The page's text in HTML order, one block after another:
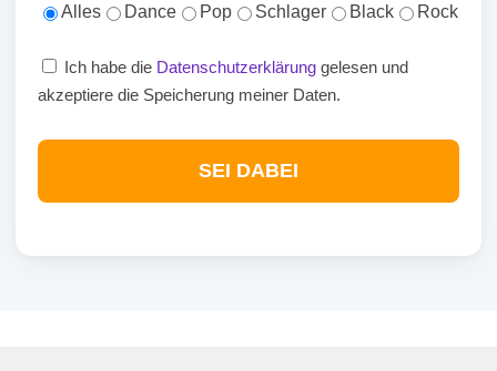
Alles
Dance Pop Schlager Black Rock
Ich habe die Datenschutzerklärung gelesen und
akzeptiere die Speicherung meiner Daten.
SEI DABEI